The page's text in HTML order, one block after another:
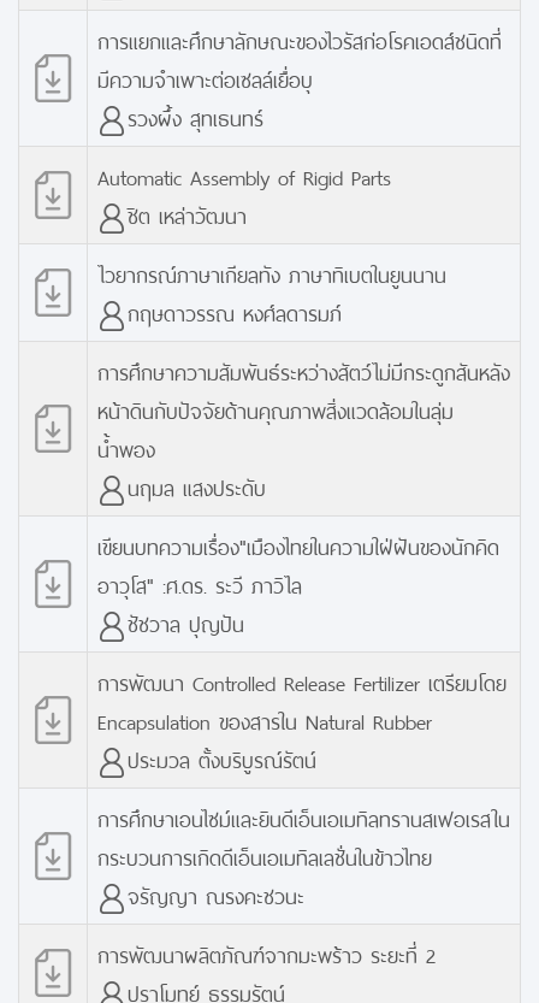
การแยกและศึกษาลักษณะของไวรัสก่อโรคเอดส์ชนิดที่
มีความจำเพาะต่อเซลล์เยื่อบุ
รวงผึ้ง สุทเธนทร์
Automatic Assembly of Rigid Parts
ชิต เหล่าวัฒนา
ไวยากรณ์ภาษาเกียลทัง ภาษาทิเบตในยูนนาน
กฤษดาวรรณ หงศ์ลดารมภ์
การศึกษาความสัมพันธ์ระหว่างสัตว์ไม่มีีกระดูกสันหลัง
หน้าดินกับปัจจัยด้านคุณภาพสิ่งแวดล้อมในลุ่ม
น้ำพอง
นฤมล แสงประดับ
เขียนบทความเรื่อง"เมืองไทยในความใฝ่ฝันของนักคิด
อาวุโส" :ศ.ดร. ระวี ภาวิไล
ชัชวาล ปุญปัน
การพัฒนา Controlled Release Fertilizer เตรียมโดย
Encapsulation ของสารใน Natural Rubber
ประมวล ตั้งบริบูรณ์รัตน์
การศึกษาเอนไซม์และยินดีเอ็นเอเมทิลทรานสเฟอเรสใน
กระบวนการเกิดดีเอ็นเอเมทิลเลชั่นในข้าวไทย
จรัญญา ณรงคะชวนะ
การพัฒนาผลิตภัณฑ์จากมะพร้าว ระยะที่ 2
ปราโมทย์ ธรรมรัตน์